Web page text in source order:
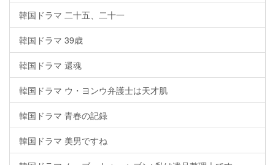
韓国ドラマ 二十五、二十一
韓国ドラマ 39歳
韓国ドラマ 還魂
韓国ドラマ ウ・ヨンウ弁護士は天才肌
韓国ドラマ 青春の記録
韓国ドラマ 美男ですね